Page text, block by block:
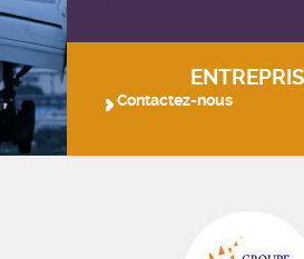
Contactez-nous